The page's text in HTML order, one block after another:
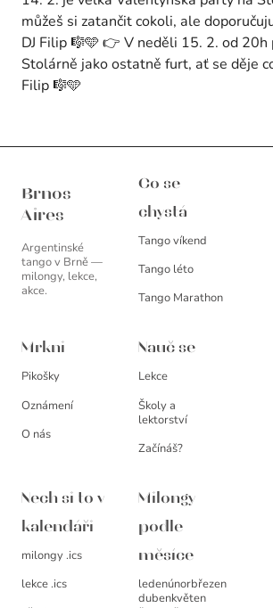
můžeš si zatančit cokoli, ale
DJ Filip 🎼🩵 👉 V neděli 15. 2. od 20h
Stolárně jako ostatně furt, ať se děje
Filip 🎼🩵
Brnos
Aires
Argentinské
tango v Brně —
milongy, lekce,
akce.
Co se
chystá
Tango víkend
Tango léto
Tango Marathon
Mrkni
Pikošky
Oznámení
O nás
Nauč se
Lekce
Školy a
lektorství
Začínáš?
Nech si to v
kalendáři
milongy .ics
lekce .ics
Milongy
podle
měsíce
ledenúnorbřezen
dubenkvěten